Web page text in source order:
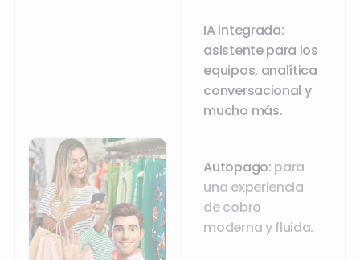
IA integrada:
asistente para los
equipos, analítica
conversacional y
mucho más.
Autopago: para
una experiencia
de cobro
moderna y fluida.